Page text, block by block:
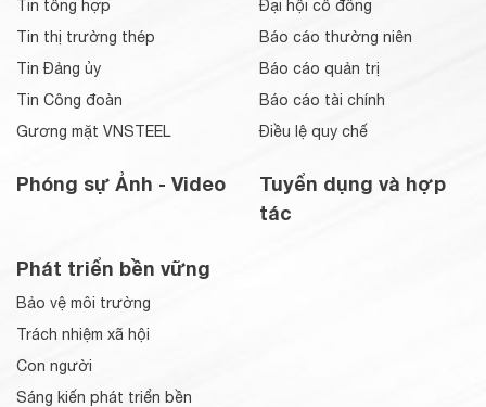
Tin tổng hợp
Tin thị trường thép
Tin Đảng ủy
Tin Công đoàn
Gương mặt VNSTEEL
Phóng sự Ảnh - Video
Đại hội cổ đông
Báo cáo thường niên
Báo cáo quản trị
Báo cáo tài chính
Điều lệ quy chế
Tuyển dụng và hợp
tác
Phát triển bền vững
Bảo vệ môi trường
Trách nhiệm xã hội
Con người
Sáng kiến phát triển bền